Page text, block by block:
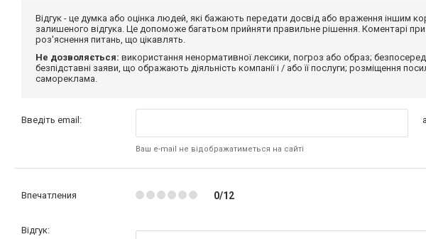
Відгук - це думка або оцінка людей, які бажають передати досвід або враження іншим
залишеного відгука. Це допоможе багатьом прийняти правильне рішення. Коментарі
роз'яснення питань, що цікавлять.
Не дозволяється: використання ненормативної лексики, погроз або образ;
безпідставні заяви, що ображають діяльність компанії і / або її послуги; розміщення
самореклама.
Введіть email:
Ваш e-mail не відображатиметься на сайті
Впечатления 0/12
Відгук: